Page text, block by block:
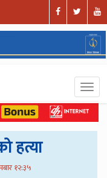
हत्या
१२:३५